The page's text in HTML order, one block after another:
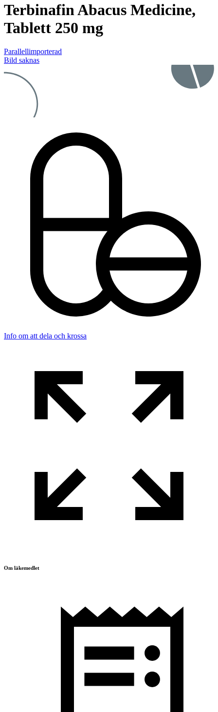
Terbinafin Abacus Medicine,
Tablett 250 mg
Parallellimporterad
Bild saknas
Info om att dela och krossa
Om läkemedlet